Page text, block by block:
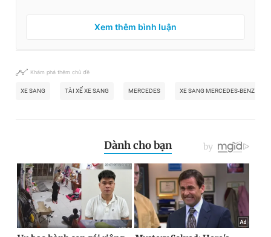
Xem thêm bình luận
Khám phá thêm chủ đề
XE SANG TÀI XẾ XE SANG MERCEDES XE SANG MERCEDES-BENZ